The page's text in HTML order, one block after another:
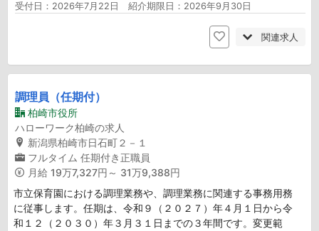
受付日：2026年7月22日 紹介期限日：2026年9月30日
関連求人
調理員（任期付）
柏崎市役所
ハローワーク柏崎の求人
新潟県柏崎市日石町２－１
フルタイム 任期付き正職員
月給 19万7,327円～ 31万9,388円
市立保育園における調理業務や、調理業務に関連する事務用務
に従事します。任期は、令和９（２０２７）年４月１日から令
和１２（２０３０）年３月３１日までの３年間です。変更範